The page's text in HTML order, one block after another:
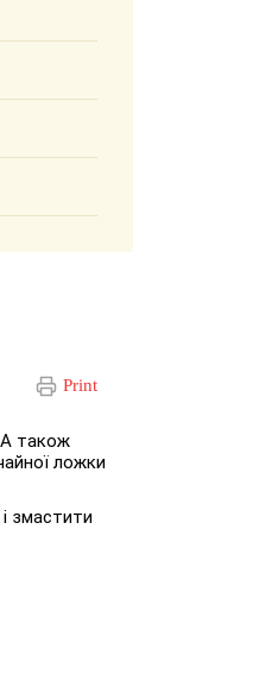
Print
А також
ложки
змастити